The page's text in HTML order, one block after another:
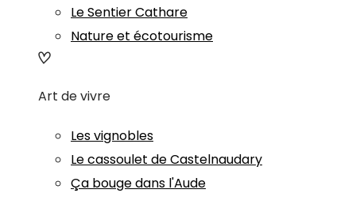
Le Sentier Cathare
Nature et écotourisme
Art de vivre
Les vignobles
Le cassoulet de Castelnaudary
Ça bouge dans l'Aude